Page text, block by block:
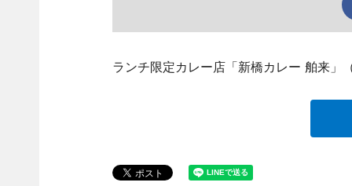
ランチ限定カレー店「新橋カレー 舶来」